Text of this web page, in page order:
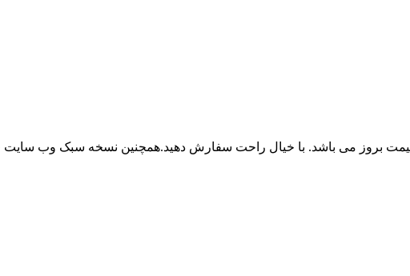
بروز می باشد. با خیال راحت سفارش دهید.همچنین نسخه سبک وب